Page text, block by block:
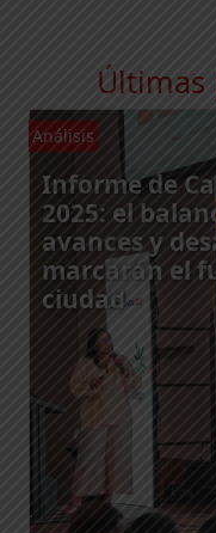
Últimas
Análisis
Informe de
2025: el
avances y
marcarán el
ciudad